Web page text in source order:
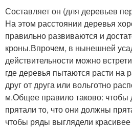
Составляет он (для деревьев
На этом расстоянии деревья
правильно развиваются и
кроны.Впрочем, в нынешней
действительности можно
где деревья пытаются расти на
друг от друга или вольготно
м.Общее правило таково:
прятали то, что они должны
чтобы ряды выглядели